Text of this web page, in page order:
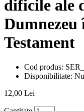
dificile ale
Dumnezeu
Testament
Cod produs:
Disponibilitate:
12,00 Lei